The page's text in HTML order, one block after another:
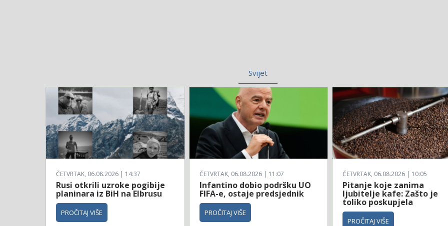
Svijet
ČETVRTAK, 06.08.2026 | 14:37
Rusi otkrili uzroke pogibije
planinara iz BiH na Elbrusu
PROČITAJ VIŠE
ČETVRTAK, 06.08.2026 | 11:07
Infantino dobio podršku UO
FIFA-e, ostaje predsjednik
PROČITAJ VIŠE
ČETVRTAK, 06.08.2026 | 10:05
Pitanje koje zanima
ljubitelje kafe: Zašto je
toliko poskupjela
PROČITAJ VIŠE